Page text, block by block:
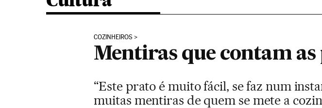
COZINHEIROS
Mentiras que contam as
“Este prato é muito fácil, se faz num
muitas mentiras de quem se mete a